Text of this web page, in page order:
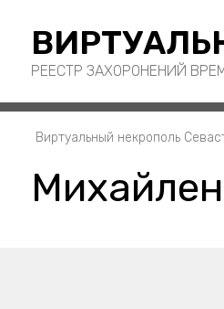
РЕЕСТР ЗАХОРОНЕНИЙ
Виртуальный некрополь